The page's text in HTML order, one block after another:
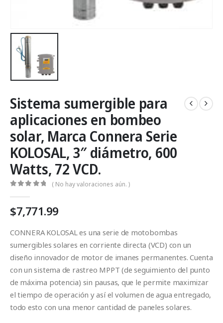
Sistema sumergible para
aplicaciones en bombeo
solar, Marca Connera Serie
KOLOSAL, 3″ diámetro, 600
Watts, 72 VCD.
( No hay valoraciones aún. )
$7,771.99
CONNERA KOLOSAL es una serie de motobombas
sumergibles solares en corriente directa (VCD) con un
diseño innovador de motor de imanes permanentes. Cuenta
con un sistema de rastreo MPPT (de seguimiento del punto
de máxima potencia) sin pausas, que le permite maximizar
el tiempo de operación y así el volumen de agua entregado,
todo esto con una menor cantidad de paneles solares.